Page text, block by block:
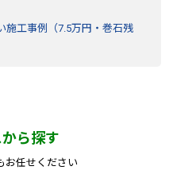
施工事例（7.5万円・巻石残
ら探す
お任せください